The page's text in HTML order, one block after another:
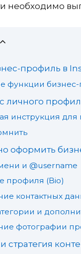
необходимо
профиль в
функции
личного
инструкция для
оформить
и @username
профиля (Bio)
контактных
и
фотографии
стратегия